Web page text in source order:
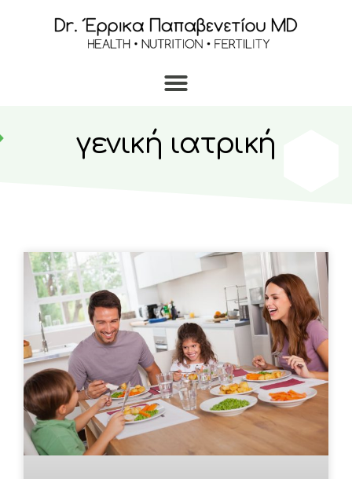
γενική ιατρική